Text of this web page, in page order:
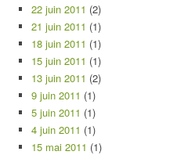
22 juin 2011 (2)
21 juin 2011 (1)
18 juin 2011 (1)
15 juin 2011 (1)
13 juin 2011 (2)
9 juin 2011 (1)
5 juin 2011 (1)
4 juin 2011 (1)
15 mai 2011 (1)